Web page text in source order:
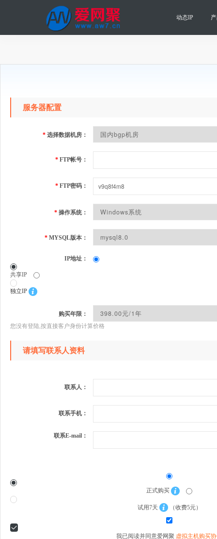
动态IP
服务器配置
* 选择数据机房：
* FTP帐号：
* FTP密码：
* 操作系统：
* MYSQL版本：
IP地址：
共享IP
独立IP
购买年限：
您没有登陆,按直接客户身份计算价格
请填写联系人资料
联系人：
联系手机：
联系E-mail：
正式购买
试用7天 （收费5元）
我已阅读并同意爱网聚 虚拟主机购买